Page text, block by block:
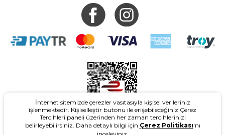
İnternet sitemizde çerezler vasıtasıyla kişisel verileriniz
işlenmektedir. Kişiselleştir butonu ile erişebileceğiniz Çerez
Tercihleri paneli üzerinden her zaman tercihlerinizi
belirleyebilirsiniz. Daha detaylı bilgi için Çerez Politikası'nı